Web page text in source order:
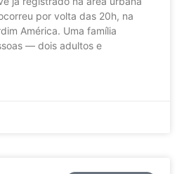
por volta das 20h, na
América. Uma família
— dois adultos e